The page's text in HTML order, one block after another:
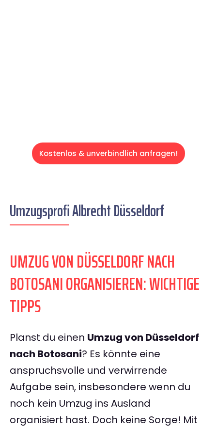
Kostenlos & unverbindlich anfragen!
Umzugsprofi Albrecht Düsseldorf
UMZUG VON DÜSSELDORF NACH
BOTOSANI ORGANISIEREN: WICHTIGE
TIPPS
Planst du einen Umzug von Düsseldorf
nach Botosani? Es könnte eine
anspruchsvolle und verwirrende
Aufgabe sein, insbesondere wenn du
noch kein Umzug ins Ausland
organisiert hast. Doch keine Sorge! Mit